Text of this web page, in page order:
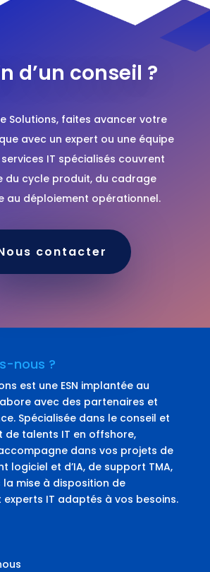
d’un conseil ?
Solutions, faites avancer votre
avec un expert ou une équipe
IT spécialisés couvrent
du cycle produit, du cadrage
au déploiement opérationnel.
contacter
nous ?
est une ESN implantée au
avec des partenaires et
Spécialisée dans le conseil et
de talents IT en offshore,
dans vos projets de
logiciel et d’IA, de support TMA,
la mise à disposition de
IT adaptés à vos besoins.